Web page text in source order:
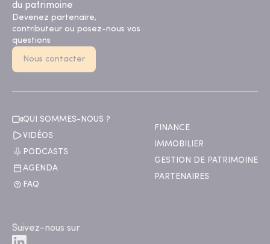
du patrimoine
Devenez partenaire,
contributeur ou posez-nous vos
questions
Nous contacter
QUI SOMMES-NOUS ?
VIDÉOS
PODCASTS
AGENDA
FAQ
FINANCE
IMMOBILIER
GESTION DE PATRIMOINE
PARTENAIRES
Suivez-nous sur